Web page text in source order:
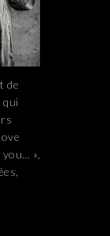
de
qui
»,